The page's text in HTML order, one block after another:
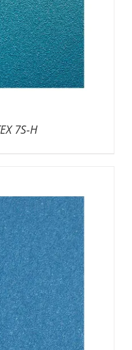
7S-H